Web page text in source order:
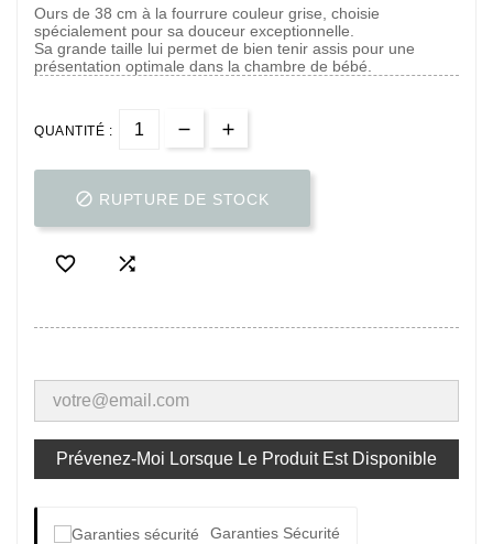
Ours de 38 cm à la fourrure couleur grise, choisie
spécialement pour sa douceur exceptionnelle.
Sa grande taille lui permet de bien tenir assis pour une
présentation optimale dans la chambre de bébé.
QUANTITÉ :
 RUPTURE DE STOCK
 
Prévenez-Moi Lorsque Le Produit Est Disponible
Garanties Sécurité